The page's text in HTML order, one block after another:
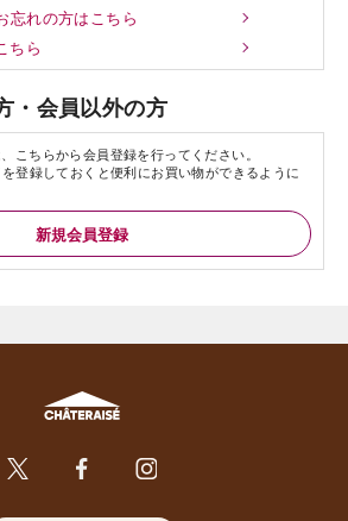
忘れの方はこちら
ちら
・会員以外の方
こちらから会員登録を行ってください。
登録しておくと便利にお買い物ができるように